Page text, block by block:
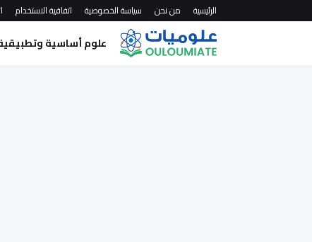
الرئيسية من نحن سياسة الخصوصية اتفاقية الاستخدام
علوم أساسية